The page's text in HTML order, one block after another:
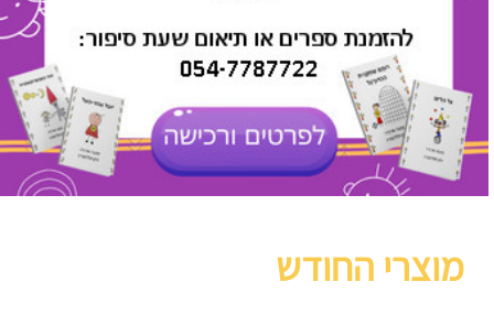
מוצרי החודש